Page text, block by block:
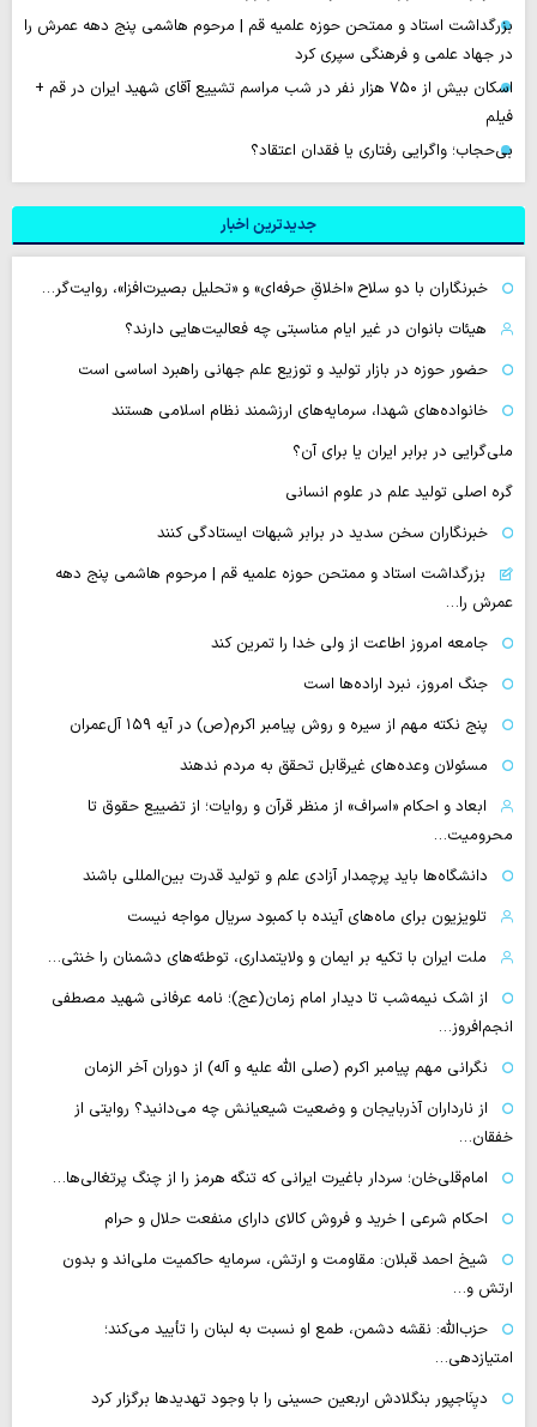
بزرگداشت استاد و ممتحن حوزه علمیه قم | مرحوم هاشمی پنج دهه عمرش را
در جهاد علمی و فرهنگی سپری کرد
اسکان بیش از ۷۵۰ هزار نفر در شب مراسم تشییع آقای شهید ایران در قم +
فیلم
بی‌حجاب؛ واگرایی رفتاری یا فقدان اعتقاد؟
جدیدترین اخبار
خبرنگاران با دو سلاح «اخلاقِ حرفه‌ای» و «تحلیل بصیرت‌افزا»، روایت‌گر…
هیئات بانوان در غیر ایام مناسبتی چه فعالیت‌هایی دارند؟
حضور حوزه در بازار تولید و توزیع علم جهانی راهبرد اساسی است
خانواده‌های شهدا، سرمایه‌های ارزشمند نظام اسلامی هستند
ملی‌گرایی در برابر ایران یا برای آن؟
گره اصلی تولید علم در علوم انسانی
خبرنگاران سخن سدید در برابر شبهات ایستادگی کنند
بزرگداشت استاد و ممتحن حوزه علمیه قم | مرحوم هاشمی پنج دهه
عمرش را…
جامعه امروز اطاعت از ولی خدا را تمرین کند
جنگ امروز، نبرد اراده‌ها است
پنج نکته مهم از سیره و روش پیامبر اکرم(ص) در آیه ۱۵۹ آل‌عمران
مسئولان وعده‌های غیرقابل تحقق به مردم ندهند
ابعاد و احکام «اسراف» از منظر قرآن و روایات؛ از تضییع حقوق تا
محرومیت…
دانشگاه‌ها باید پرچمدار آزادی علم و تولید قدرت بین‌المللی باشند
تلویزیون برای ماه‌های آینده با کمبود سریال مواجه نیست
ملت ایران با تکیه بر ایمان و ولایتمداری، توطئه‌های دشمنان را خنثی…
از اشک نیمه‌شب تا دیدار امام زمان(عج)؛ نامه عرفانی شهید مصطفی
انجم‌افروز…
نگرانی مهم پیامبر اکرم (صلی الله علیه و آله) از دوران آخر الزمان
از نارداران آذربایجان و وضعیت شیعیانش چه می‌دانید؟ روایتی از
خفقان…
امام‌قلی‌خان؛ سردار باغیرت ایرانی که تنگه هرمز را از چنگ پرتغالی‌ها…
احکام شرعی | خرید و فروش کالای دارای منفعت حلال و حرام
شیخ احمد قبلان: مقاومت و ارتش، سرمایه حاکمیت ملی‌اند و بدون
ارتش و…
حزب‌الله: نقشه دشمن، طمع‌ او نسبت به لبنان را تأیید می‌کند؛
امتیازدهی…
دیِنَاجپور بنگلادش اربعین حسینی را با وجود تهدیدها برگزار کرد